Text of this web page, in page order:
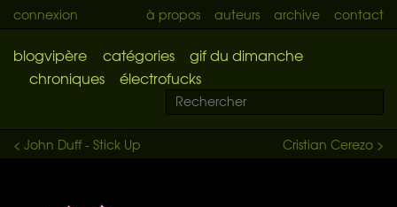
connexion à propos auteurs archive contact
blogvipère catégories
gif du dimanche
chroniques
électrofucks
Cristian Cerezo >
< John Duff - Stick Up